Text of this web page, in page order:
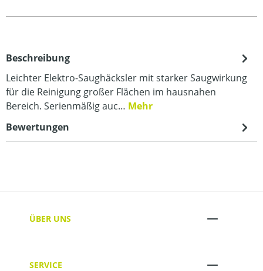
Beschreibung
Leichter Elektro-Saughäcksler mit starker Saugwirkung
für die Reinigung großer Flächen im hausnahen
Bereich. Serienmäßig auc… Mehr
Bewertungen
ÜBER UNS
SERVICE